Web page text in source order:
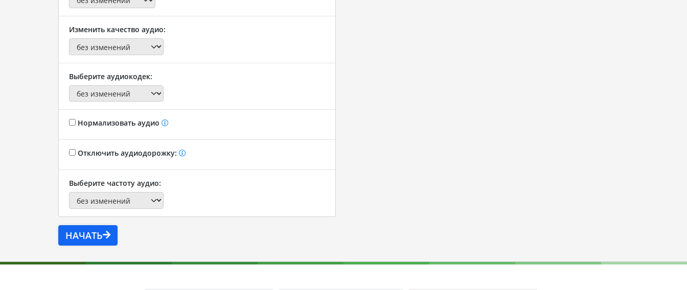
Изменить качество аудио:
Выберите аудиокодек:
Нормализовать аудио
Отключить аудиодорожку:
Выберите частоту аудио:
НАЧАТЬ